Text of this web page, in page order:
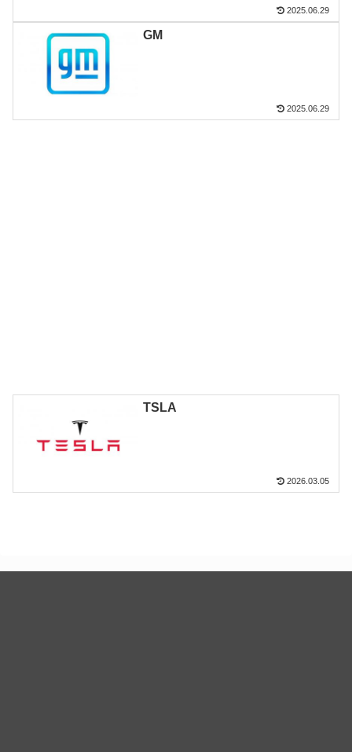
2025.06.29
GM
2025.06.29
TSLA
2026.03.05